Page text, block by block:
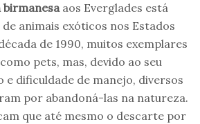
aos Everglades está
animais exóticos nos Estados
de 1990, muitos exemplares
pets, mas, devido ao seu
dificuldade de manejo, diversos
por abandoná-las na natureza.
que até mesmo o descarte por